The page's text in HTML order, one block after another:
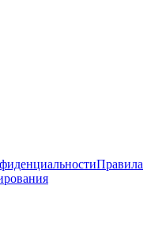
Правила